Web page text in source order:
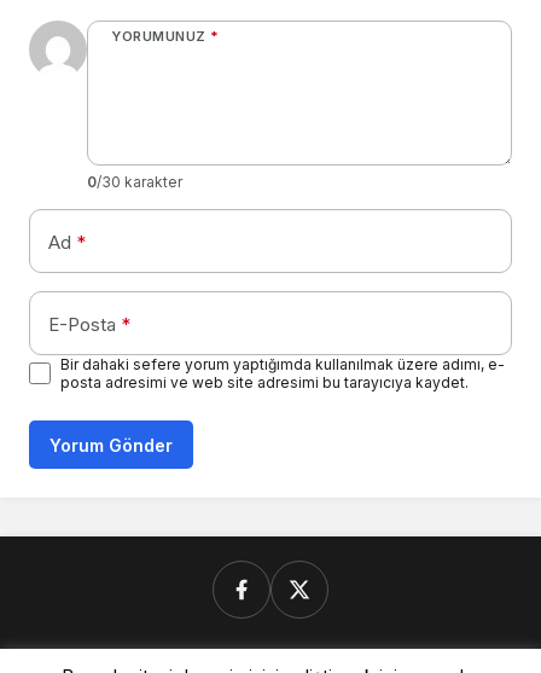
YORUMUNUZ *
0/30 karakter
Ad *
E-Posta *
Bir dahaki sefere yorum yaptığımda kullanılmak üzere adımı, e-
posta adresimi ve web site adresimi bu tarayıcıya kaydet.
Yorum Gönder